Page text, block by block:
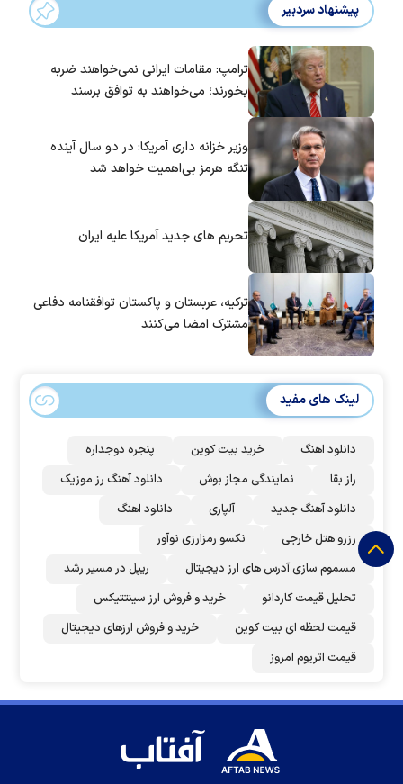
پیشنهاد سردبیر
ترامپ: مقامات ایرانی نمی‌خواهند ضربه
بخورند؛ می‌خواهند به توافق برسند
وزیر خزانه داری آمریکا: در دو سال آینده
تنگه هرمز بی‌اهمیت خواهد شد
تحریم های جدید آمریکا علیه ایران
ترکیه، عربستان و پاکستان توافقنامه دفاعی
مشترک امضا می‌کنند
لینک های مفید
دانلود اهنگ خرید بیت کوین
پنجره دوجداره
راز بقا
نمایندگی مجاز بوش
دانلود آهنگ رز‌ موزیک
دانلود آهنگ جدید
آلپاری
دانلود اهنگ
رزرو هتل خارجی
نکسو رمزارزی نوآور
مسموم سازی آدرس های ارز دیجیتال
ریپل در مسیر رشد
تحلیل قیمت کاردانو
خرید و فروش ارز سینتتیکس
قیمت لحظه ای بیت کوین
خرید و فروش ارزهای دیجیتال
قیمت اتریوم امروز